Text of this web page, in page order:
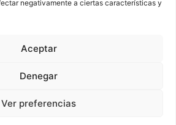
negativamente a ciertas características y
Aceptar
Denegar
Ver preferencias
POLÍTICA DE PRIVACIDAD
CONTACTO
ESPAÑOLA DE RUGBY 2023.